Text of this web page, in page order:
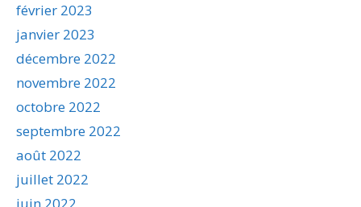
février 2023
janvier 2023
décembre 2022
novembre 2022
octobre 2022
septembre 2022
août 2022
juillet 2022